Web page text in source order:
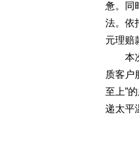
惫。同
法。依
元理赔
本次
质客户
至上”
递太平